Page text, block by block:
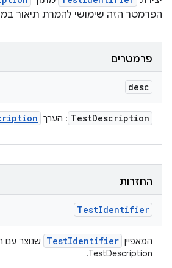
הפרמטר הזה שימושי להמרת תיאור
פרמטרים
desc
TestDescription : הערך
החזרות
TestIdentifier
המאפיין TestIdentifier
שנוצר עם
TestDescription.